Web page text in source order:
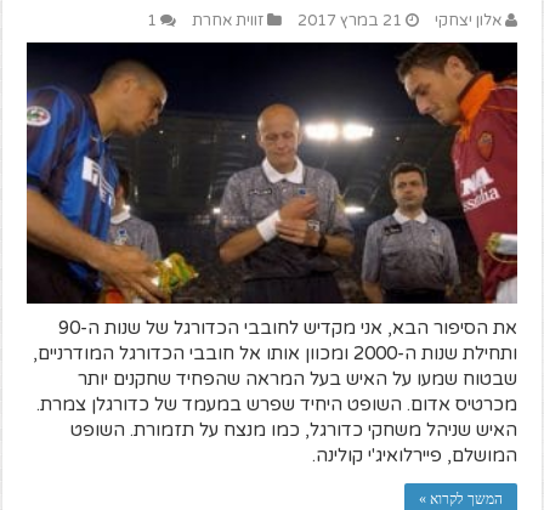
אלון יצחקי 21 במרץ 2017 זווית אחרת 1
את הסיפור הבא, אני מקדיש לחובבי הכדורגל של שנות ה-90
ותחילת שנות ה-2000 ומכוון אותו אל חובבי הכדורגל המודרניים,
שבטוח שמעו על האיש בעל המראה שהפחיד שחקנים יותר
מכרטיס אדום. השופט היחיד שפרש במעמד של כדורגלן צמרת.
האיש שניהל משחקי כדורגל, כמו מנצח על תזמורת. השופט
המושלם, פיירלואיג'י קולינה.
המשך לקרוא »